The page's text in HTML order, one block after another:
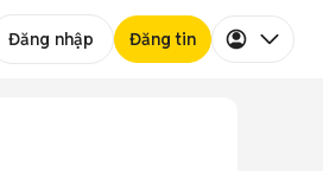
Đăng nhập Đăng tin